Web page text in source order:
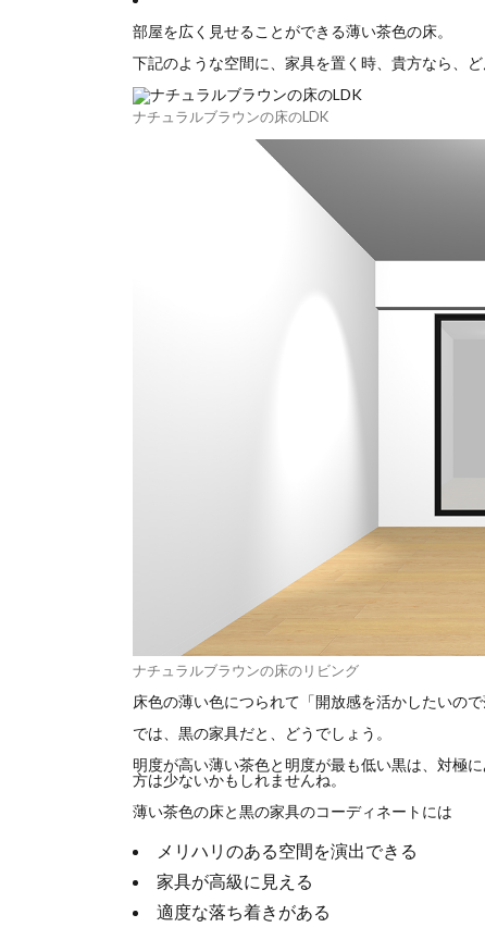
部屋を広く見せることができる薄い茶色の床。
下記のような空間に、家具を置く時、貴方なら、
ナチュラルブラウンの床のLDK
ナチュラルブラウンの床のリビング
床色の薄い色につられて「開放感を活かしたいの
では、黒の家具だと、どうでしょう。
明度が高い薄い茶色と明度が最も低い黒は、対極
方は少ないかもしれませんね。
薄い茶色の床と黒の家具のコーディネートには
メリハリのある空間を演出できる
家具が高級に見える
適度な落ち着きがある